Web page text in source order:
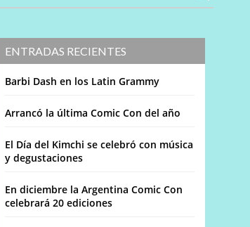
ENTRADAS RECIENTES
Barbi Dash en los Latin Grammy
Arrancó la última Comic Con del año
El Día del Kimchi se celebró con música
y degustaciones
En diciembre la Argentina Comic Con
celebrará 20 ediciones